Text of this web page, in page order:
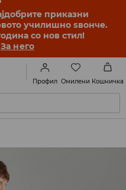
приказни
училишно ѕвонче.
со нов стил!
За него
Профил Омилени Кошничка